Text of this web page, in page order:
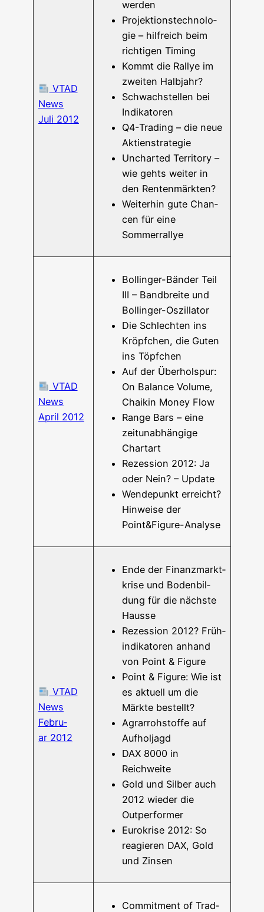
VTAD
News
Juli 2012
werden
Pro­jek­ti­ons­tech­no­lo­
gie – hilf­reich beim
rich­ti­gen Timing
Kommt die Ral­lye im
zwei­ten Halbjahr?
Schwach­stel­len bei
Indikatoren
Q4-Tra­­ding – die neue
Aktienstrategie
Unchar­ted Ter­ri­to­ry –
wie gehts wei­ter in
den Rentenmärkten?
Wei­ter­hin gute Chan­
cen für eine
Sommerrallye
VTAD
News
April 2012
Bol­­lin­­ger-Bän­­der Teil
III – Band­brei­te und
Bollinger-Oszillator
Die Schlech­ten ins
Kröpf­chen, die Guten
ins Töpfchen
Auf der Über­hol­spur:
On Balan­ce Volu­me,
Chai­kin Money Flow
Ran­ge Bars – eine
zeit­un­ab­hän­gi­ge
Chartart
Rezes­si­on 2012: Ja
oder Nein? – Update
Wen­de­punkt erreicht?
Hin­wei­se der
Point&Figure-Analyse
VTAD
News
Febru­
ar 2012
Ende der Finanz­markt­
kri­se und Boden­bil­
dung für die nächs­te
Hausse
Rezes­si­on 2012? Früh­
in­di­ka­to­ren anhand
von Point & Figure
Point & Figu­re: Wie ist
es aktu­ell um die
Märk­te bestellt?
Agrar­roh­stof­fe auf
Aufholjagd
DAX 8000 in
Reichweite
Gold und Sil­ber auch
2012 wie­der die
Outperformer
Euro­kri­se 2012: So
reagie­ren DAX, Gold
und Zinsen
Com­mit­ment of Trad­